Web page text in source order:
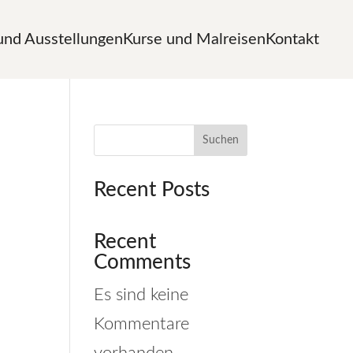
Ausstellungen Kurse und Malreisen Kontakt
Suchen
Recent Posts
Recent
Comments
Es sind keine
Kommentare